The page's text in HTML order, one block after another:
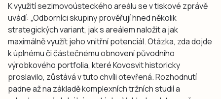
K využití sezimovoústeckého areálu se v tiskové zprávě
uvádí: „Odborníci skupiny prověřují hned několik
strategických variant, jak s areálem naložit a jak
maximálně využít jeho vnitřní potenciál. Otázka, zda dojde
k úplnému či částečnému obnovení původního
výrobkového portfolia, které Kovosvit historicky
proslavilo, zůstává v tuto chvíli otevřená. Rozhodnutí
padne až na základě komplexních tržních studií a